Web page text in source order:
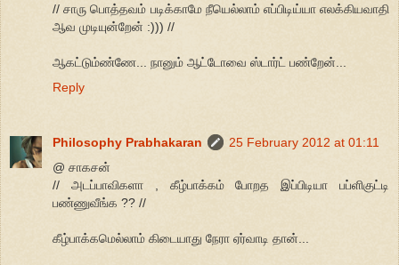
// சாரு பொத்தவம் படிக்காமே நீயெல்லாம் எப்பிடிய்யா எலக்கியவாதி
ஆவ முடியுன்றேன் :))) //
ஆகட்டும்ண்ணே... நானும் ஆட்டோவை ஸ்டார்ட் பண்றேன்...
Reply
Philosophy Prabhakaran
25 February 2012 at 01:11
@ சாகசன்
// அடப்பாவிகளா , கீழ்பாக்கம் போறத இப்பிடியா பப்ளிகுட்டி
பண்ணுவீங்க ?? //
கீழ்பாக்கமெல்லாம் கிடையாது நேரா ஏர்வாடி தான்...